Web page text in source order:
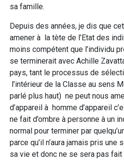
sa famille.
Depuis des années, je dis que
amener à la tète de l’Etat des
moins compétent que l’individu
se terminerait avec Achille
pays, tant le processus de
l’intérieur de la Classe au sens
parlé plus haut) ne peut nous
d’appareil à homme d’appareil
ne fait d’ombre à personne à un
normal pour terminer par
parce qu’il n’aura jamais pris
sa vie et donc ne se sera pas fait